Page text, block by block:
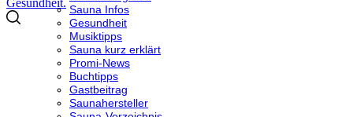
Sauna Infos
Gesundheit
Musiktipps
Sauna kurz erklärt
Promi-News
Buchtipps
Gastbeitrag
Saunahersteller